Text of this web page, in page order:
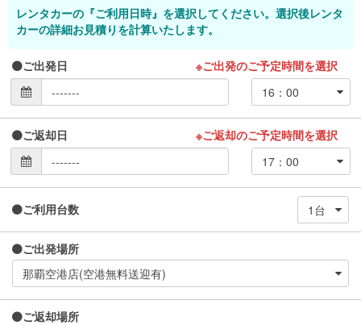
レンタカーの『ご利用日時』を選択してください。選択後レンタ
カーの詳細お見積りを計算いたします。
ご出発日 ※ご出発のご予定時間を選択
ご返却日 ※ご返却のご予定時間を選択
ご利用台数
ご出発場所
ご返却場所